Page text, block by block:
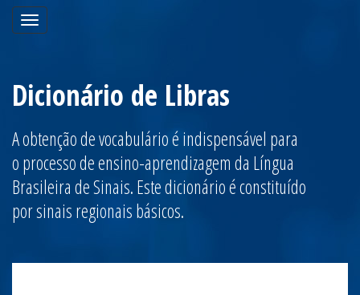
Toggle
navigation
Dicionário de Libras
A obtenção de vocabulário é indispensável para
o processo de ensino-aprendizagem da Língua
Brasileira de Sinais. Este dicionário é constituído
por sinais regionais básicos.